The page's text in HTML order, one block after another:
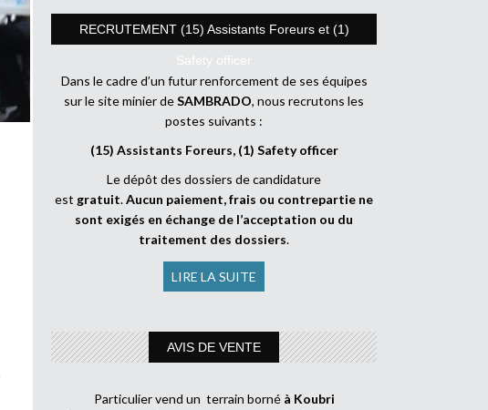
RECRUTEMENT (15) Assistants Foreurs et (1)
Safety officer
Dans le cadre d’un futur renforcement de ses équipes
sur le site minier deSAMBRADO, nous recrutons les
postes suivants :
(15) Assistants Foreurs, (1) Safety officer
Le dépôt des dossiers de candidature
est gratuit.Aucun paiement, frais ou contrepartie ne
sont exigés en échange de l’acceptation ou du
traitement des dossiers.
LIRE LA SUITE
AVIS DE VENTE
Particulier vend un terrain borné à Koubri